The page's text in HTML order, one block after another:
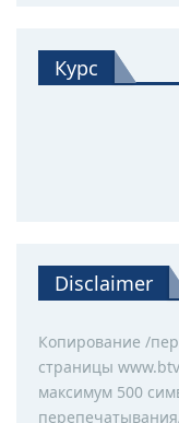
Курс
Disclaimer
Копирование /
страницы
максимум 500